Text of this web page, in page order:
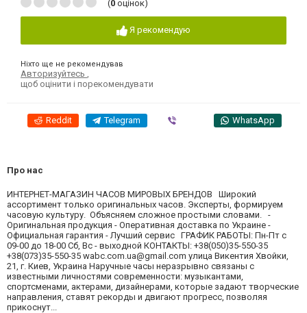
(0 оцінок)
Я рекомендую
Ніхто ще не рекомендував
Авторизуйтесь
щоб оцінити і порекомендувати
Reddit Telegram WhatsApp
Про нас
ИНТЕРНЕТ-МАГАЗИН ЧАСОВ МИРОВЫХ БРЕНДОВ Широкий
ассортимент только оригинальных часов. Эксперты, формируем
часовую культуру. Объясняем сложное простыми словами. -
Оригинальная продукция - Оперативная доставка по Украине -
Официальная гарантия - Лучший сервис ГРАФИК РАБОТЫ: Пн-Пт с
09-00 до 18-00 Сб, Вс - выходной КОНТАКТЫ: +38(050)35-550-35
+38(073)35-550-35 wabc.com.ua@gmail.com улица Викентия Хвойки,
21, г. Киев, Украина Наручные часы неразрывно связаны с
известными личностями современности: музыкантами,
спортсменами, актерами, дизайнерами, которые задают творческие
направления, ставят рекорды и двигают прогресс, позволяя
прикоснут...